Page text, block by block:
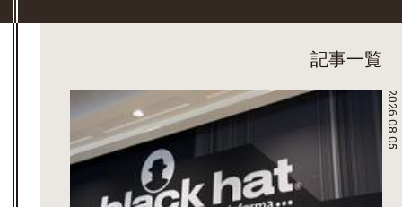
記事一覧
2026.08.05